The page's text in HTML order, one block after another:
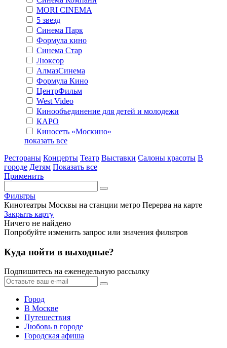
MORI CINEMA
5 звезд
Синема Парк
Формула кино
Синема Стар
Люксор
АлмазСинема
Формула Кино
ЦентрФильм
West Video
Кинообъединение для детей и молодежи
КАРО
Киносеть «Москино»
показать все
Рестораны Концерты Театр Выставки Салоны красоты В
городе Детям Показать все
Применить
Фильтры
Кинотеатры Москвы на станции метро Перерва на карте
Закрыть карту
Ничего не найдено
Попробуйте изменить запрос или значения фильтров
Куда пойти в выходные?
Подпишитесь на еженедельную рассылку
Город
В Москве
Путешествия
Любовь в городе
Городская афиша